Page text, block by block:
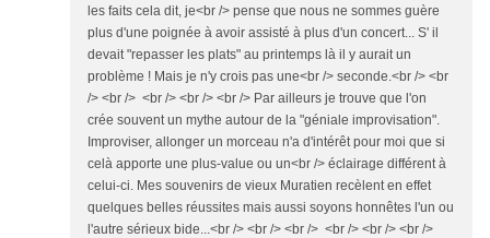
les faits cela dit, je<br /> pense que nous ne sommes guère
plus d'une poignée à avoir assisté à plus d'un concert... S' il
devait "repasser les plats" au printemps là il y aurait un
problème ! Mais je n'y crois pas une<br /> seconde.<br /> <br
/> <br /> <br /> <br /> <br /> Par ailleurs je trouve que l'on
crée souvent un mythe autour de la "géniale improvisation".
Improviser, allonger un morceau n'a d'intérêt pour moi que si
celà apporte une plus-value ou un<br /> éclairage différent à
celui-ci. Mes souvenirs de vieux Muratien recèlent en effet
quelques belles réussites mais aussi soyons honnêtes l'un ou
l'autre sérieux bide...<br /> <br /> <br /> <br /> <br /> <br />